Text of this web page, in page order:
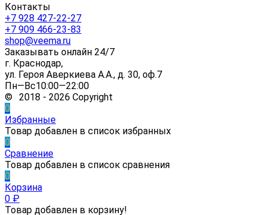
Контакты
+7 928 427-22-27
+7 909 466-23-83
shop@veema.ru
Заказывать онлайн 24/7
г. Краснодар,
ул. Героя Аверкиева А.А., д. 30, оф.7
Пн—Вс10:00—22:00
© 2018 - 2026 Copyright
0
Избранные
Товар добавлен в список избранных
0
Сравнение
Товар добавлен в список сравнения
0
Корзина
0 ₽
Товар добавлен в корзину!